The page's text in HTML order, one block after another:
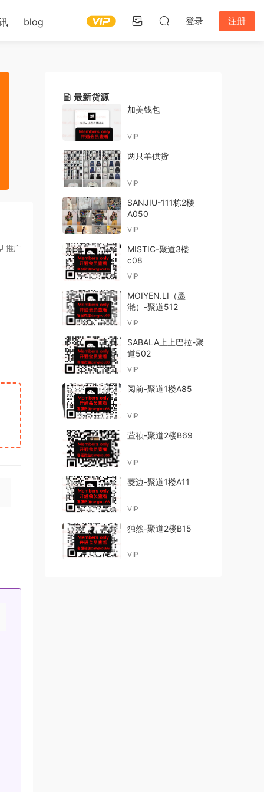
blog 登录 注册
推广
最新货源
加美钱包
VIP
两只羊供货
VIP
SANJIU-111栋2楼
A050
VIP
MISTIC-聚道3楼
c08
VIP
MOIYEN.LI（墨
滟）-聚道512
VIP
SABALA上上巴拉-聚
道502
VIP
阅前-聚道1楼A85
VIP
萱祯-聚道2楼B69
VIP
菱边-聚道1楼A11
VIP
独然-聚道2楼B15
VIP